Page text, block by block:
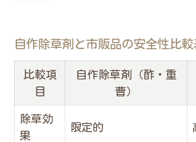
自作除草剤と市販品の安全性比較
比較項
目
自作除草剤（酢・重
曹）
除草効
果
限定的